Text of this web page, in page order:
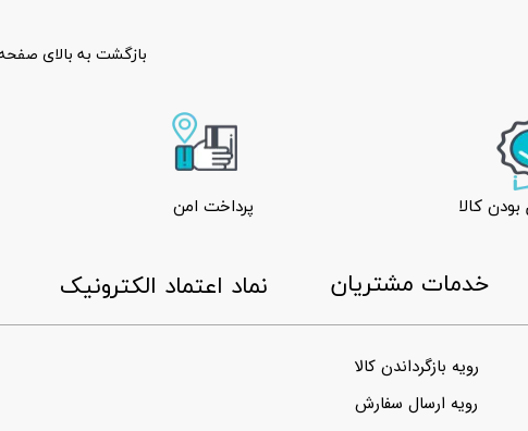
کالا پرداخت امن
بازگشت به بالای
رویه بازگرداندن کالا
رویه ارسال سفارش
​خدمات مشتریان ​نماد اعتماد الکترونیک